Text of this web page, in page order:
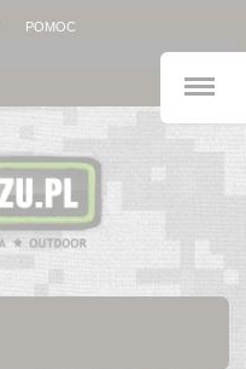
POMOC